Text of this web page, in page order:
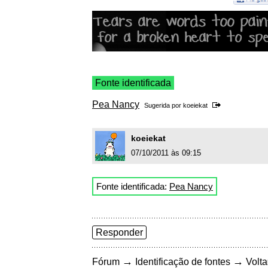
Fonte identificada
Pea Nancy Sugerida por koeiekat
koeiekat
07/10/2011 às 09:15
Fonte identificada: Pea Nancy
Responder
Fórum → Identificação de fontes →